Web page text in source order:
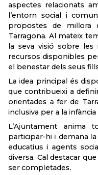
aspectes relacionats
l’entorn social i
propostes de millora
Tarragona. Al mateix
la seva visió sobre
recursos disponibles
el benestar dels seus
La idea principal és
que contribueixi a
orientades a fer de
inclusiva per a la infància
L’Ajuntament anima
participar-hi i demana la
educatius i agents
diversa. Cal destacar
ser completades.